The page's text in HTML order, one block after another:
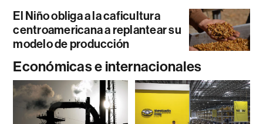
El Niño obliga a la caficultura
centroamericana a replantear su
modelo de producción
Económicas e internacionales